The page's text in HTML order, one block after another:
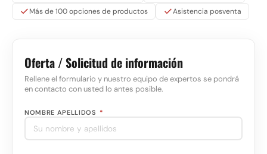
Más de 100 opciones de productos
Asistencia posventa
Oferta / Solicitud de información
Rellene el formulario y nuestro equipo de expertos se pondrá
en contacto con usted lo antes posible.
NOMBRE APELLIDOS *